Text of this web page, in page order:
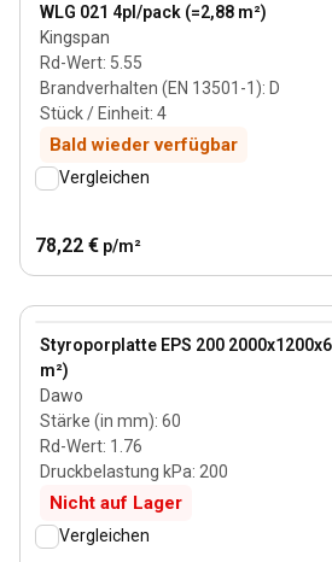
WLG 021 4pl/pack (=2,88 m²)
Kingspan
Rd-Wert: 5.55
Brandverhalten (EN 13501-1): D
Stück / Einheit: 4
Bald wieder verfügbar
Vergleichen
78,22 € p/m²
​Styroporplatte EPS 200
m²)
Dawo
Stärke (in mm): 60
Rd-Wert: 1.76
Druckbelastung kPa: 200
Nicht auf Lager
View product
Vergleichen